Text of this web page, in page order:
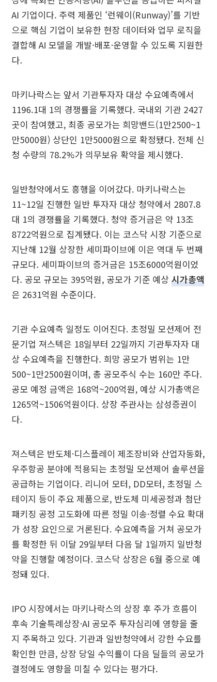
AI 기업이다. 주력 제품인 ‘런웨이(Runway)’를 기반
으로 핵심 기업이 보유한 현장 데이터와 업무 로직을
결합해 AI 모델을 개발·배포·운영할 수 있도록 지원한
다.
마키나락스는 앞서 기관투자자 대상 수요예측에서
1196.1대 1의 경쟁률을 기록했다. 국내외 기관 2427
곳이 참여했고, 최종 공모가는 희망밴드(1만2500~1
만5000원) 상단인 1만5000원으로 확정됐다. 전체 신
청 수량의 78.2%가 의무보유 확약을 제시했다.
일반청약에서도 흥행을 이어갔다. 마키나락스는
11~12일 진행한 일반 투자자 대상 청약에서 2807.8
대 1의 경쟁률을 기록했다. 청약 증거금은 약 13조
8722억원으로 집계됐다. 이는 코스닥 시장 기준으로
지난해 12월 상장한 세미파이브에 이은 역대 두 번째
규모다. 세미파이브의 증거금은 15조6000억원이었
다. 공모 규모는 395억원, 공모가 기준 예상 시가총액
은 2631억원 수준이다.
기관 수요예측 일정도 이어진다. 초정밀 모션제어 전
문기업 져스텍은 18일부터 22일까지 기관투자자 대
상 수요예측을 진행한다. 희망 공모가 범위는 1만
500~1만2500원이며, 총 공모주식 수는 160만 주다.
공모 예정 금액은 168억~200억원, 예상 시가총액은
1265억~1506억원이다. 상장 주관사는 삼성증권이
다.
져스텍은 반도체·디스플레이 제조장비와 산업자동화,
우주항공 분야에 적용되는 초정밀 모션제어 솔루션을
공급하는 기업이다. 리니어 모터, DD모터, 초정밀 스
테이지 등이 주요 제품으로, 반도체 미세공정과 첨단
패키징 공정 고도화에 따른 정밀 이송·정렬 수요 확대
가 성장 요인으로 거론된다. 수요예측을 거쳐 공모가
를 확정한 뒤 이달 29일부터 다음 달 1일까지 일반청
약을 진행할 예정이다. 코스닥 상장은 6월 중으로 예
정돼 있다.
IPO 시장에서는 마키나락스의 상장 후 주가 흐름이
후속 기술특례상장·AI 공모주 투자심리에 영향을 줄
지 주목하고 있다. 기관과 일반청약에서 강한 수요를
확인한 만큼, 상장 당일 수익률이 다음 딜들의 공모가
결정에도 영향을 미칠 수 있다는 평가다.